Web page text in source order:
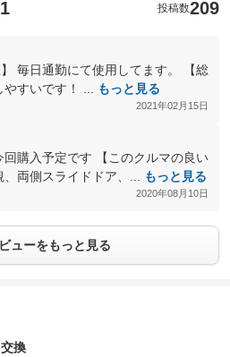
投稿数209
毎日通勤にて使用してます。 【総
すいです！ ...
もっと見る
2021年02月15日
回購入予定です 【このクルマの良い
両側スライドドア、...
もっと見る
2020年08月10日
ューをもっと見る
換